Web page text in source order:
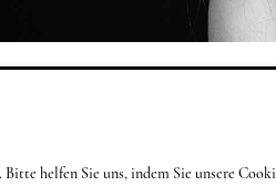
helfen Sie uns, indem Sie unsere